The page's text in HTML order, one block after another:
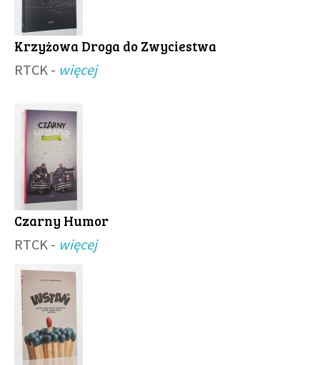
Krzyżowa Droga do Zwyciestwa
RTCK - więcej
Czarny Humor
RTCK - więcej